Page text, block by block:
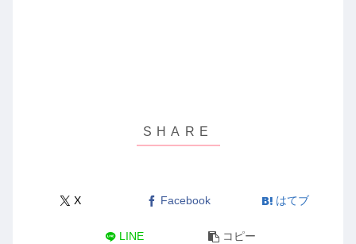
X Facebook はてブ
LINE コピー